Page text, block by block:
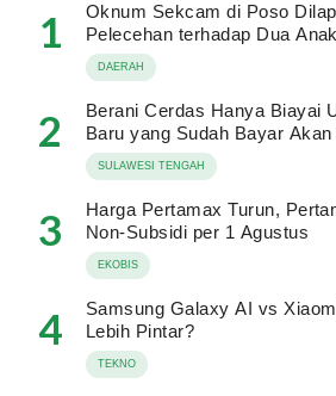
1
Oknum Sekcam di Poso
Pelecehan terhadap Dua
DAERAH
2
Berani Cerdas Hanya Biayai
Baru yang Sudah Bayar
SULAWESI TENGAH
3
Harga Pertamax Turun,
Non-Subsidi per 1 Agustus
EKOBIS
4
Samsung Galaxy AI vs
Lebih Pintar?
TEKNO